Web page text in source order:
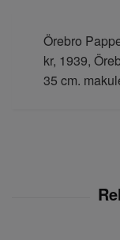
Örebro
kr, 1939,
35 cm.